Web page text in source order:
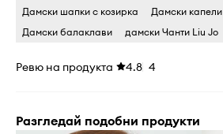
Дамски шапки с козирка
Дамски капели
Дамски балаклави
дамски Чанти Liu Jo
Ревю на продукта 4.8 4
Разгледай подобни продукти